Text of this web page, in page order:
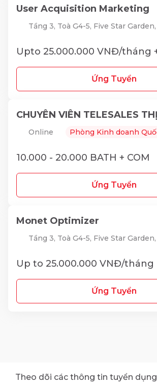
User Acquisition Marketing
Tầng 3, Toà G4-5, Five Star
Upto 25.000.000 VNĐ/tháng
Ứng Tuyển
Online Phòng Kinh doanh
10.000 - 20.000 BATH + COM
Ứng Tuyển
Monet Optimizer
Tầng 3, Toà G4-5, Five Star
Up to 25.000.000 VNĐ/tháng
Ứng Tuyển
Theo dõi các thông tin tuyển